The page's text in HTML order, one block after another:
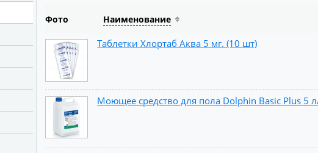
Фото Наименование
Таблетки Хлортаб Аква 5 мг. (10 шт)
Моющее средство для пола Dolphin Basic Plus 5